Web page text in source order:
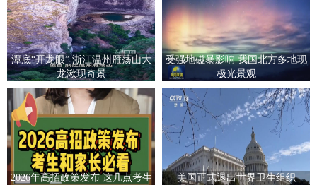
潭底“开龙眼” 浙江温州雁荡山大
龙湫现奇景
受强地磁暴影响 我国北方多地现
极光景观
2026年高招政策发布 这几点考生
美国正式退出世界卫生组织